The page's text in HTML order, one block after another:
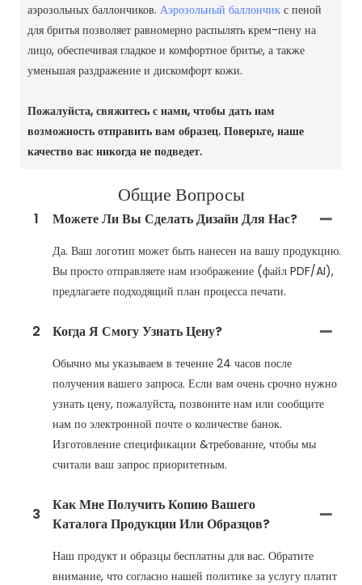
аэрозольных баллончиков. Аэрозольный баллончикс пеной
для бритья позволяет равномерно распылять крем-пену на
лицо, обеспечивая гладкое и комфортное бритье, а также
уменьшая раздражение и дискомфорт кожи.
Пожалуйста, свяжитесь с нами, чтобы дать нам
возможность отправить вам образец. Поверьте, наше
качество вас никогда не подведет.
Общие Вопросы
1 Можете Ли Вы Сделать Дизайн Для Нас?
Да. Ваш логотип может быть нанесен на вашу продукцию.
Вы просто отправляете нам изображение (файл PDF/AI),
предлагаете подходящий план процесса печати.
2 Когда Я Смогу Узнать Цену?
Обычно мы указываем в течение 24 часов после
получения вашего запроса. Если вам очень срочно нужно
узнать цену, пожалуйста, позвоните нам или сообщите
нам по электронной почте о количестве банок.
Изготовление спецификации &требование, чтобы мы
считали ваш запрос приоритетным.
3
Как Мне Получить Копию Вашего
Каталога Продукции Или Образцов?
Наш продукт и образцы бесплатны для вас. Обратите
внимание, что согласно нашей политике за услугу платит